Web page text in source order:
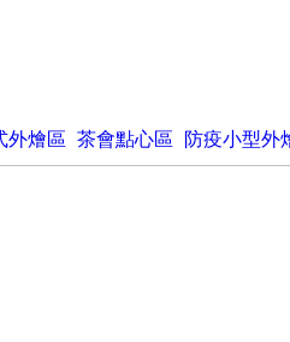
外燴區 茶會點心區 防疫小型外